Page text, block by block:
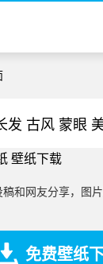
发 古风 蒙眼
和网友分享，
免费壁纸